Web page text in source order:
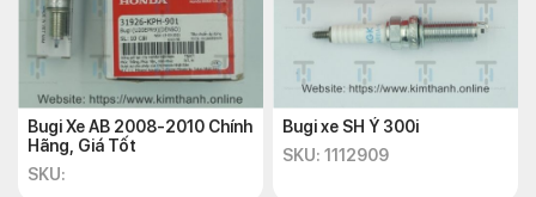
Các chức năng chính của cuộn dây máy phát điện và tầm quan
trọng của nó đối với hoạt động của xe máy:
Cung cấp điện cho hệ thống đèn: Khi khởi động xe
máy, cuộn dây máy phát điện sẽ tạo ra điện năng để
chiếu sáng cho đèn pha, đèn xi-nhan, đèn hậu và các đèn
Bugi Xe AB 2008-2010 Chính
Hãng, Giá Tốt
SKU:
Bugi xe SH Ý 300i
SKU: 1112909